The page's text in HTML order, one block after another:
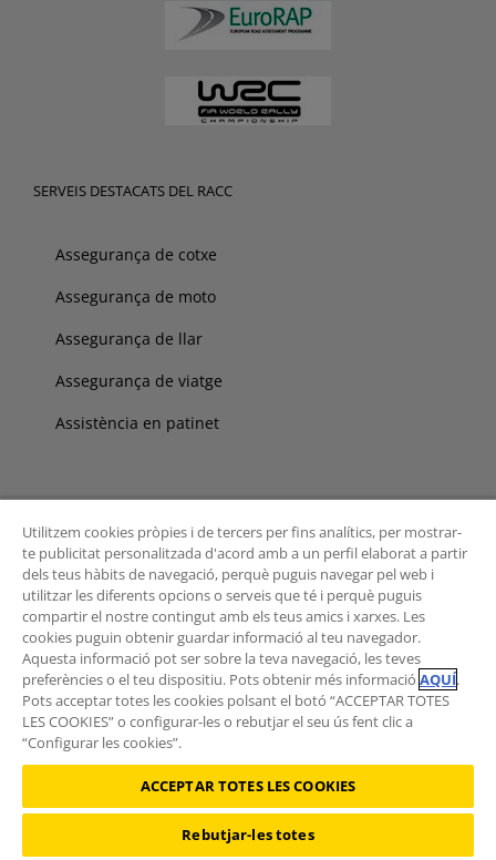
SERVEIS DESTACATS DEL RACC
Assegurança de cotxe
Assegurança de moto
Assegurança de llar
Assegurança de viatge
Assistència en patinet
Avda. Diagonal, 687
08028 Barcelona
Telf. 934 955 000
Contacte
Oficines
Utilitzem cookies pròpies i de tercers per fins analítics, per mostrar-
te publicitat personalitzada d'acord amb a un perfil elaborat a partir
dels teus hàbits de navegació, perquè puguis navegar pel web i
utilitzar les diferents opcions o serveis que té i perquè puguis
compartir el nostre contingut amb els teus amics i xarxes. Les
cookies puguin obtenir guardar informació al teu navegador.
Aquesta informació pot ser sobre la teva navegació, les teves
preferències o el teu dispositiu. Pots obtenir més informació AQUÍ.
Pots acceptar totes les cookies polsant el botó “ACCEPTAR TOTES
LES COOKIES” o configurar-les o rebutjar el seu ús fent clic a
“Configurar les cookies”.
ACCEPTAR TOTES LES COOKIES
Rebutjar-les totes